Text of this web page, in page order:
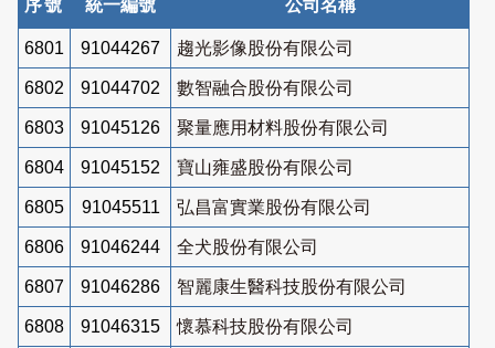
序號 統一編號 公司名稱
6801 91044267 趨光影像股份有限公司
6802 91044702 數智融合股份有限公司
6803 91045126 聚量應用材料股份有限公司
6804 91045152 寶山雍盛股份有限公司
6805 91045511 弘昌富實業股份有限公司
6806 91046244 全犬股份有限公司
6807 91046286 智麗康生醫科技股份有限公司
6808 91046315 懷慕科技股份有限公司